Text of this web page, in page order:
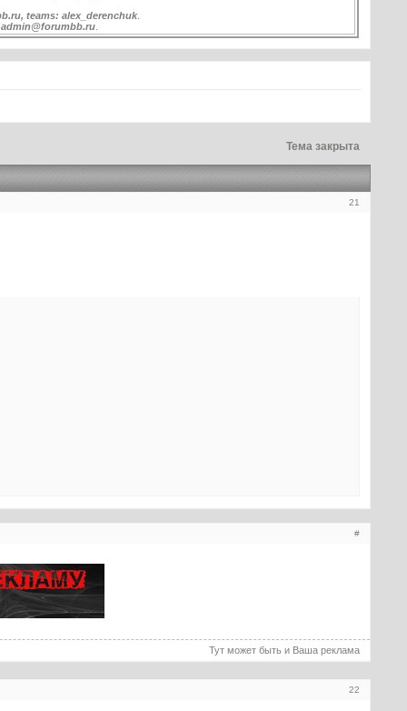
teams: alex_derenchuk
admin@forumbb.ru
Тема закрыта
21
#
Тут может быть и Ваша реклама
22